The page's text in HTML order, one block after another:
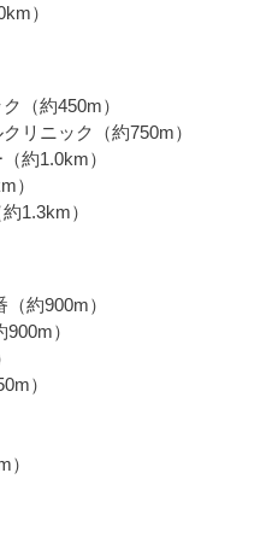
）
（約450m）
リニック（約750m）
約1.0km）
）
1.3km）
約900m）
）
）